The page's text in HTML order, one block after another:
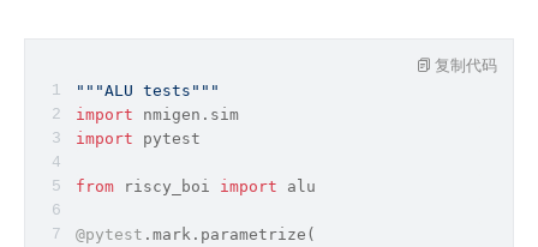
"""ALU tests"""
import nmigen.sim
import pytest
from riscy_boi import alu
@pytest .mark.parametrize(
复制代码